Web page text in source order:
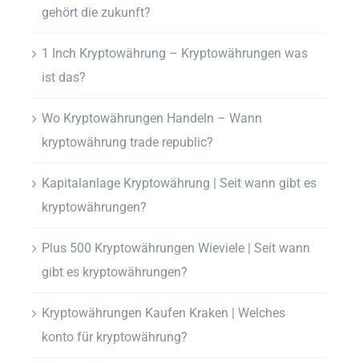
gehört die zukunft?
1 Inch Kryptowährung – Kryptowährungen was
ist das?
Wo Kryptowährungen Handeln – Wann
kryptowährung trade republic?
Kapitalanlage Kryptowährung | Seit wann gibt es
kryptowährungen?
Plus 500 Kryptowährungen Wieviele | Seit wann
gibt es kryptowährungen?
Kryptowährungen Kaufen Kraken | Welches
konto für kryptowährung?